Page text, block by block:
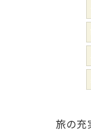
旅の充